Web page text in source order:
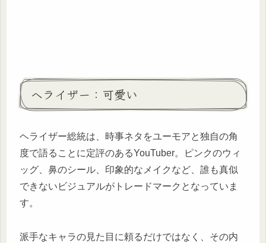
ヘライザー：可愛い
ヘライザー総統は、時事ネタをユーモアと独自の角
度で語ることに定評のあるYouTuber。ピンクのウィ
ッグ、鼻のシール、印象的なメイクなど、誰も真似
できないビジュアルがトレードマークとなっていま
す。
派手なキャラの見た目に頼るだけではなく、その内